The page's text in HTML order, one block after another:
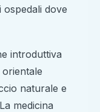
dove
introduttiva
naturale e
medicina